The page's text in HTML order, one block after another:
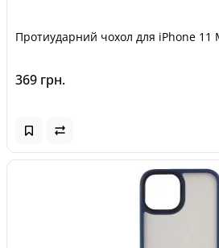
Протиударний чохол для iPhone
369 грн.